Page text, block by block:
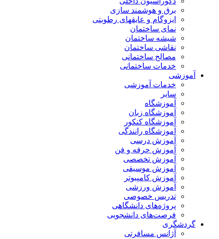
برق و هوشمند سازی
ایزوگام و عایقهای رطوبتی
نمای ساختمان
شیشه ساختمان
نقاشی ساختمان
مصالح ساختمانی
خدمات ساختمانی
آموزشی
خدمات آموزشی
سایر
آموزشگاه
آموزشگاه زبان
آموزشگاه کنکور
آموزشگاه رانندگی
آموزش درسی
آموزش حرفه و فن
آموزش تخصصی
آموزش موسیقی
آموزش کامپیوتر
آموزش ورزشی
تدریس خصوصی
پروژه‌های دانشگاهی
فرصت‌های دانشجویی
گردشگری
آژانس مسافرتی